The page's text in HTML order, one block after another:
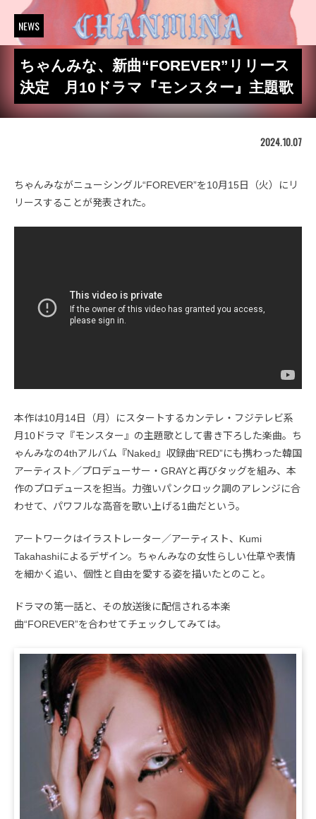
NEWS
ちゃんみな、新曲“FOREVER”リリース
決定 月10ドラマ『モンスター』主題歌
2024.10.07
ちゃんみながニューシングル“FOREVER”を10月15日（火）にリ
リースすることが発表された。
本作は10月14日（月）にスタートするカンテレ・フジテレビ系
月10ドラマ『モンスター』の主題歌として書き下ろした楽曲。ち
ゃんみなの4thアルバム『Naked』収録曲“RED”にも携わった韓国
アーティスト／プロデューサー・GRAYと再びタッグを組み、本
作のプロデュースを担当。力強いパンクロック調のアレンジに合
わせて、パワフルな高音を歌い上げる1曲だという。
アートワークはイラストレーター／アーティスト、Kumi
Takahashiによるデザイン。ちゃんみなの女性らしい仕草や表情
を細かく追い、個性と自由を愛する姿を描いたとのこと。
ドラマの第一話と、その放送後に配信される本楽
曲“FOREVER”を合わせてチェックしてみては。